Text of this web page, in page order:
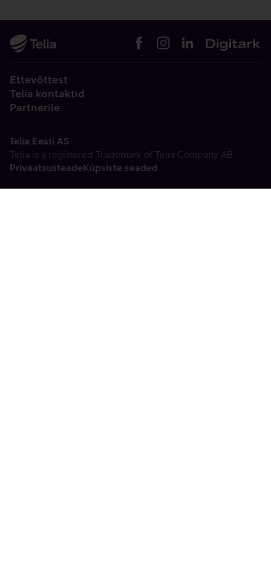
Ettevõttest
Telia kontaktid
Partnerile
Telia Eesti AS
Telia is a registered Trademark of Telia Company AB
PrivaatsusteadeKüpsiste seaded